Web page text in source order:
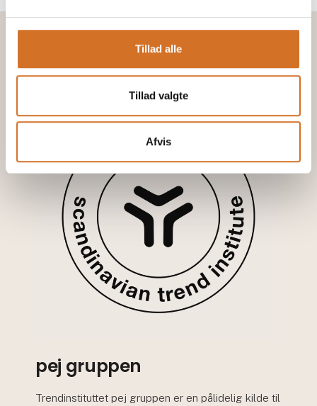
Tillad alle
Tillad valgte
Afvis
pej gruppen
Trendinstituttet pej gruppen er en pålidelig kilde til